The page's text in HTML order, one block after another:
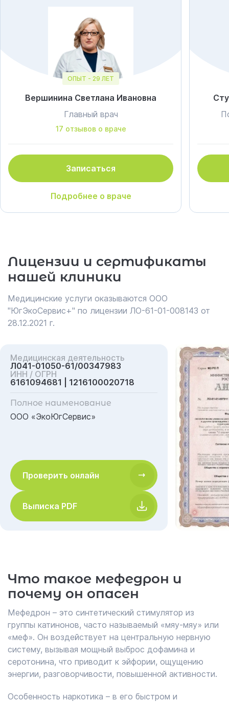
ОПЫТ - 29 ЛЕТ
Вершинина Светлана Ивановна
Главный врач
17 отзывов о враче
Записаться
Подробнее о враче
Лицензии и сертификаты
нашей клиники
Медицинские услуги оказываются ООО
"ЮгЭкоСервис+" по лицензии ЛО-61-01-008143 от
28.12.2021 г.
Медицинская деятельность
Л041-01050-61/00347983
ИНН / ОГРН
6161094681 | 1216100020718
Полное наименование
ООО «ЭкоЮгСервис»
Проверить онлайн
Выписка PDF
Что такое мефедрон и
почему он опасен
Мефедрон – это синтетический стимулятор из
группы катинонов, часто называемый «мяу-мяу» или
«меф». Он воздействует на центральную нервную
систему, вызывая мощный выброс дофамина и
серотонина, что приводит к эйфории, ощущению
энергии, разговорчивости, повышенной активности.
Особенность наркотика – в его быстром и